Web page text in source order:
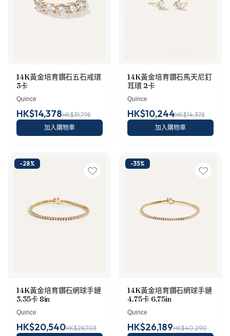
14K黃金培育鑽石五石戒環
3卡
Quince
HK$14,378HK$31,798
加入購物車
14K黃金培育鑽石馬天尼釘
耳環 2卡
Quince
HK$10,244HK$14,378
加入購物車
-28%
14K黃金培育鑽石網球手鏈
3.35卡 8in
Quince
HK$20,540HK$28,703
-35%
14K黃金培育鑽石網球手鏈
4.75卡 6.75in
Quince
HK$26,189HK$40,290